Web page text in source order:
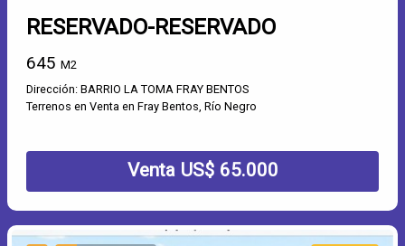
RESERVADO-RESERVADO
645 M2
Dirección: BARRIO LA TOMA FRAY BENTOS
Terrenos en Venta en Fray Bentos, Río Negro
Venta US$ 65.000